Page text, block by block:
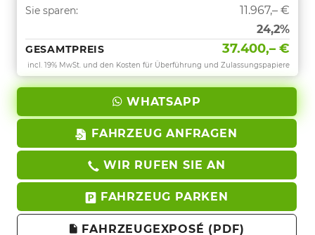
Sie sparen:
11.967,– €
24,2%
GESAMTPREIS 37.400,– €
incl. 19% MwSt. und den Kosten für Überführung und Zulassungspapiere
WHATSAPP
FAHRZEUG ANFRAGEN
WIR RUFEN SIE AN
FAHRZEUG PARKEN
FAHRZEUGEXPOSÉ (PDF)